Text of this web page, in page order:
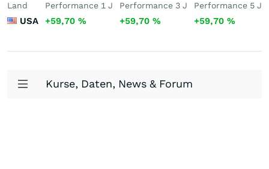
Land
USA
Performance 1 J
+59,70 %
Performance 3 J
+59,70 %
Performance 5 J
+59,70 %
Kurse, Daten, News & Forum